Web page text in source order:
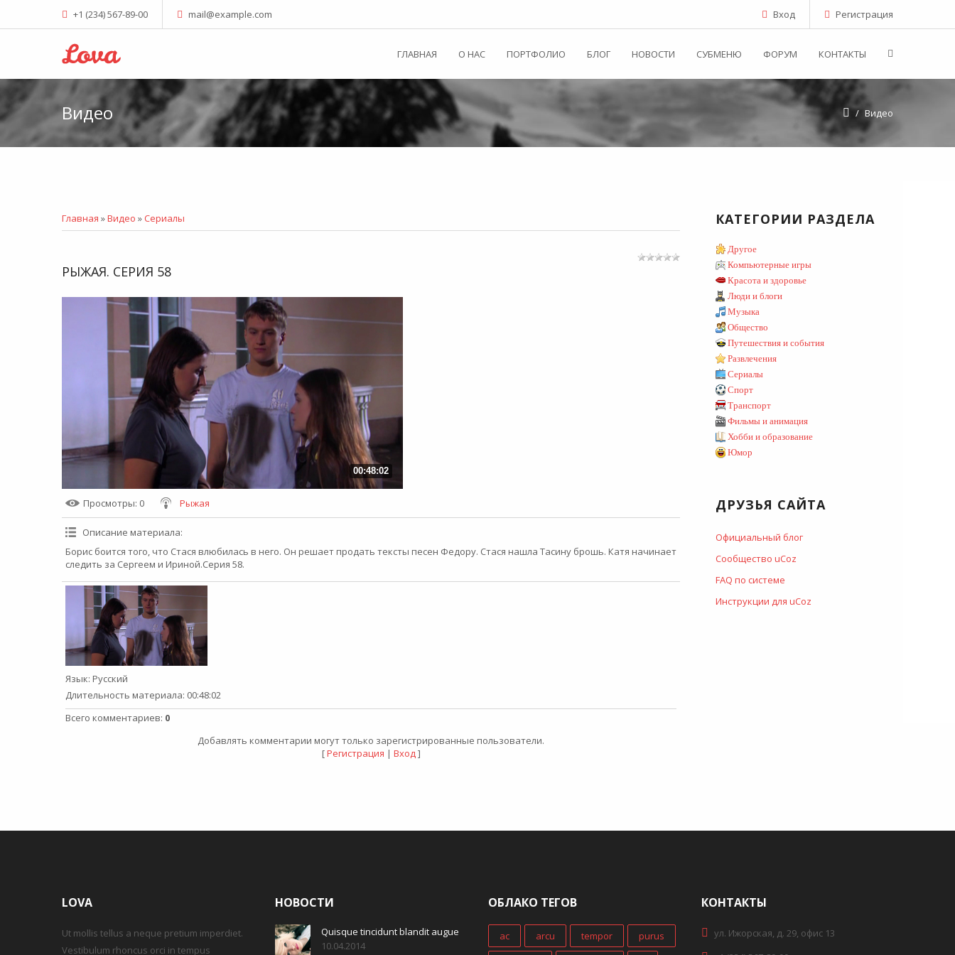
+1 (234) 567-89-00 mail@example.com Вход Регистрация
ГЛАВНАЯ О НАС ПОРТФОЛИО БЛОГ НОВОСТИ СУБМЕНЮ ФОРУМ КОНТАКТЫ
Видео / Видео
Главная »Видео » Сериалы
РЫЖАЯ. СЕРИЯ 58
00:48:02
Просмотры: 0 Рыжая
Описание материала:
Борис боится того, что Стася влюбилась в него. Он решает продать тексты песен Федору. Стася нашла Тасину брошь. Катя начинает
следить за Сергеем и Ириной.Серия 58.
Язык: Русский
Длительность материала: 00:48:02
Всего комментариев: 0
Добавлять комментарии могут только зарегистрированные пользователи.
[Регистрация | Вход ]
КАТЕГОРИИ РАЗДЕЛА
Другое
Компьютерные игры
Красота и здоровье
Люди и блоги
Музыка
Общество
Путешествия и события
Развлечения
Сериалы
Спорт
Транспорт
Фильмы и анимация
Хобби и образование
Юмор
ДРУЗЬЯ САЙТА
Официальный блог
Сообщество uCoz
FAQ по системе
Инструкции для uCoz
LOVA
Ut mollis tellus a neque pretium imperdiet.
Vestibulum rhoncus orci in tempus
НОВОСТИ
Quisque tincidunt blandit augue
10.04.2014
ОБЛАКО ТЕГОВ
ac arcu tempor purus
КОНТАКТЫ
ул. Ижорская, д. 29, офис 13